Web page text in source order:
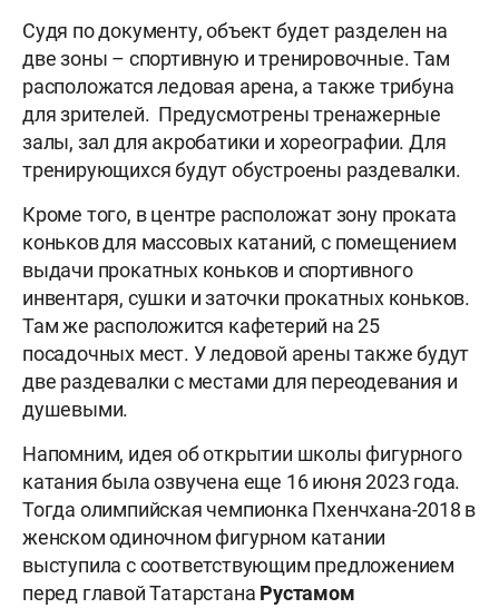
Судя по документу, объект будет разделен на
две зоны – спортивную и тренировочные. Там
расположатся ледовая арена, а также трибуна
для зрителей. Предусмотрены тренажерные
залы, зал для акробатики и хореографии. Для
тренирующихся будут обустроены раздевалки.
Кроме того, в центре расположат зону проката
коньков для массовых катаний, с помещением
выдачи прокатных коньков и спортивного
инвентаря, сушки и заточки прокатных коньков.
Там же расположится кафетерий на 25
посадочных мест. У ледовой арены также будут
две раздевалки с местами для переодевания и
душевыми.
Напомним, идея об открытии школы фигурного
катания была озвучена еще 16 июня 2023 года.
Тогда олимпийская чемпионка Пхенчхана-2018 в
женском одиночном фигурном катании
выступила с соответствующим предложением
перед главой Татарстана Рустамом